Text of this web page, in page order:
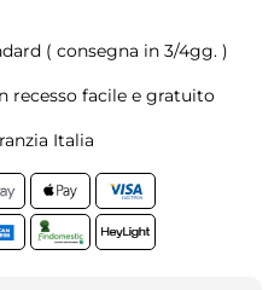
( consegna in 3/4gg. )
recesso facile e gratuito
Italia